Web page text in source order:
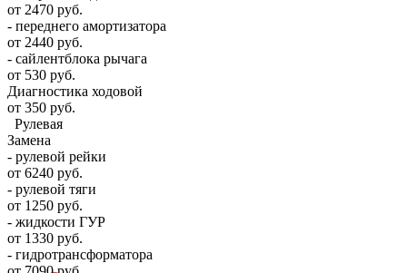
от 2470 руб.
- переднего амортизатора
от 2440 руб.
- сайлентблока рычага
от 530 руб.
Диагностика ходовой
от 350 руб.
Рулевая
Замена
- рулевой рейки
от 6240 руб.
- рулевой тяги
от 1250 руб.
- жидкости ГУР
от 1330 руб.
- гидротрансформатора